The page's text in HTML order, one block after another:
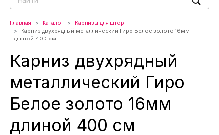
Главная Каталог
Карнизы для штор
Карниз двухрядный металлический Гиро Белое золото 16мм
длиной 400 см
Карниз двухрядный
металлический Гиро
Белое золото 16мм
длиной 400 см